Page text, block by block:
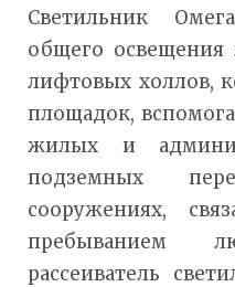
Светильник
общего освещения
лифтовых холлов,
площадок,
жилых и
подземных
сооружениях,
пребыванием
рассеиватель